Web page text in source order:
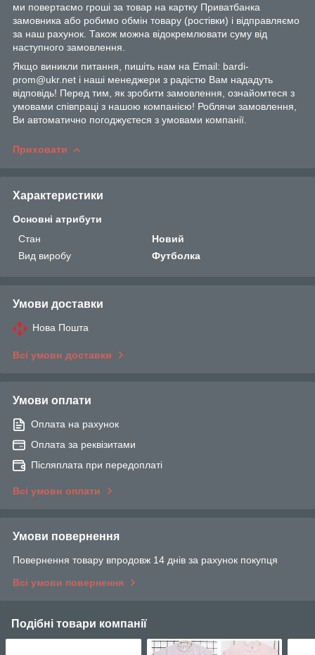
ми повертаємо гроші за товар на картку Приватбанка
замовника або робимо обмін товару (ростівки) і відправляємо
за наш рахунок. Також можна відокремлювати суму від
наступного замовлення.
Якщо виникли питання, пишіть нам на Email: bardi-
prom@ukr.net і наші менеджери з радістю Вам нададуть
відповідь! Перед тим, як зробити замовлення, ознайомтеся з
умовами співпраці з нашою компанією! Роблячи замовлення,
Ви автоматично погоджуєтеся з умовами компанії.
Приховати
Характеристики
Основні атрибути
Стан
Новий
Вид виробу
Футболка
Умови доставки
Нова Пошта
Всі умови доставки
Умови оплати
Оплата на рахунок
Оплата за реквізитами
Післяплата при передоплаті
Всі умови оплати
Умови повернення
Повернення товару впродовж 14 днів за рахунок покупця
Всі умови повернення
Подібні товари компанії